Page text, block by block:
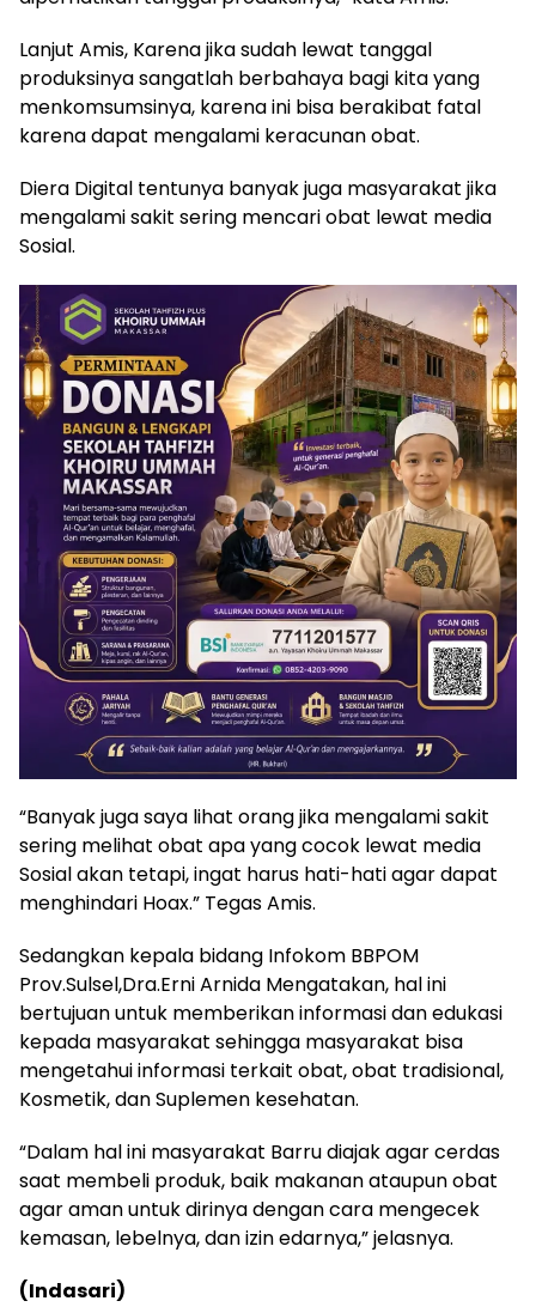
Lanjut Amis, Karena jika sudah lewat tanggal
produksinya sangatlah berbahaya bagi kita yang
menkomsumsinya, karena ini bisa berakibat fatal
karena dapat mengalami keracunan obat.
Diera Digital tentunya banyak juga masyarakat jika
mengalami sakit sering mencari obat lewat media
Sosial.
“Banyak juga saya lihat orang jika mengalami sakit
sering melihat obat apa yang cocok lewat media
Sosial akan tetapi, ingat harus hati-hati agar dapat
menghindari Hoax.” Tegas Amis.
Sedangkan kepala bidang Infokom BBPOM
Prov.Sulsel,Dra.Erni Arnida Mengatakan, hal ini
bertujuan untuk memberikan informasi dan edukasi
kepada masyarakat sehingga masyarakat bisa
mengetahui informasi terkait obat, obat tradisional,
Kosmetik, dan Suplemen kesehatan.
“Dalam hal ini masyarakat Barru diajak agar cerdas
saat membeli produk, baik makanan ataupun obat
agar aman untuk dirinya dengan cara mengecek
kemasan, lebelnya, dan izin edarnya,” jelasnya.
(Indasari)